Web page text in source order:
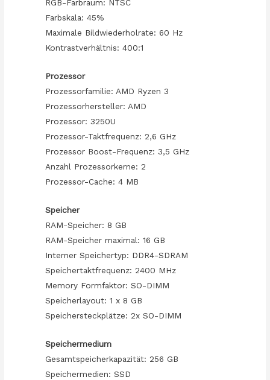
RGB-Farbraum: NTSC
Farbskala: 45%
Maximale Bildwiederholrate: 60 Hz
Kontrastverhältnis: 400:1
Prozessor
Prozessorfamilie: AMD Ryzen 3
Prozessorhersteller: AMD
Prozessor: 3250U
Prozessor-Taktfrequenz: 2,6 GHz
Prozessor Boost-Frequenz: 3,5 GHz
Anzahl Prozessorkerne: 2
Prozessor-Cache: 4 MB
Speicher
RAM-Speicher: 8 GB
RAM-Speicher maximal: 16 GB
Interner Speichertyp: DDR4-SDRAM
Speichertaktfrequenz: 2400 MHz
Memory Formfaktor: SO-DIMM
Speicherlayout: 1 x 8 GB
Speichersteckplätze: 2x SO-DIMM
Speichermedium
Gesamtspeicherkapazität: 256 GB
Speichermedien: SSD